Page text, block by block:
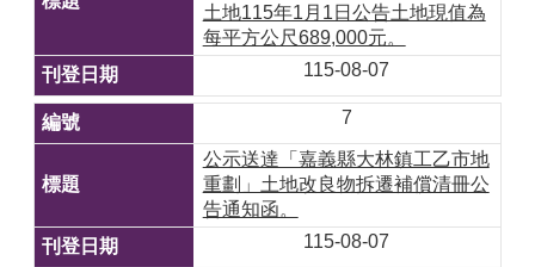
土地115年1月1日公告土地現值為
每平方公尺689,000元。
115-08-07
7
公示送達「嘉義縣大林鎮工乙市地
重劃」土地改良物拆遷補償清冊公
告通知函。
115-08-07